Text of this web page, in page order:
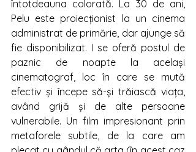
întotdeauna colorată. La 30 de ani,
Pelu este proiecționist la un cinema
administrat de primărie, dar ajunge să
fie disponibilizat. I se oferă postul de
paznic de noapte la același
cinematograf, loc în care se mută
efectiv și începe să-și trăiască viața,
având grijă și de alte persoane
vulnerabile. Un film impresionant prin
metaforele subtile, de la care am